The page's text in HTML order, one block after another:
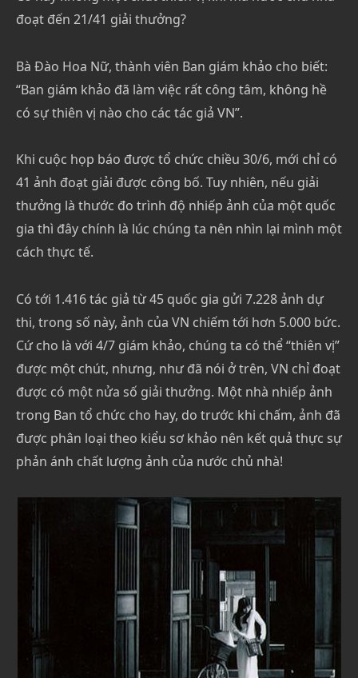
đoạt đến 21/41 giải thưởng?
Bà Đào Hoa Nữ, thành viên Ban giám khảo cho biết:
“Ban giám khảo đã làm việc rất công tâm, không hề
có sự thiên vị nào cho các tác giả VN”.
Khi cuộc họp báo được tổ chức chiều 30/6, mới chỉ có
41 ảnh đoạt giải được công bố. Tuy nhiên, nếu giải
thưởng là thước đo trình độ nhiếp ảnh của một quốc
gia thì đây chính là lúc chúng ta nên nhìn lại mình một
cách thực tế.
Có tới 1.416 tác giả từ 45 quốc gia gửi 7.228 ảnh dự
thi, trong số này, ảnh của VN chiếm tới hơn 5.000 bức.
Cứ cho là với 4/7 giám khảo, chúng ta có thể “thiên vị”
được một chút, nhưng, như đã nói ở trên, VN chỉ đoạt
được có một nửa số giải thưởng. Một nhà nhiếp ảnh
trong Ban tổ chức cho hay, do trước khi chấm, ảnh đã
được phân loại theo kiểu sơ khảo nên kết quả thực sự
phản ánh chất lượng ảnh của nước chủ nhà!